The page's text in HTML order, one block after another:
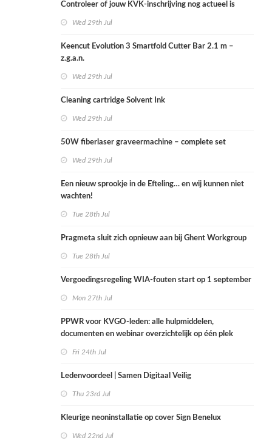
Controleer of jouw KVK-inschrijving nog actueel is
Wed 29th Jul
Keencut Evolution 3 Smartfold Cutter Bar 2.1 m –
z.g.a.n.
Wed 29th Jul
Cleaning cartridge Solvent Ink
Wed 29th Jul
50W fiberlaser graveermachine – complete set
Wed 29th Jul
Een nieuw sprookje in de Efteling… en wij kunnen niet
wachten!
Tue 28th Jul
Pragmeta sluit zich opnieuw aan bij Ghent Workgroup
Tue 28th Jul
Vergoedingsregeling WIA-fouten start op 1 september
Mon 27th Jul
PPWR voor KVGO-leden: alle hulpmiddelen,
documenten en webinar overzichtelijk op één plek
Fri 24th Jul
Ledenvoordeel | Samen Digitaal Veilig
Thu 23rd Jul
Kleurige neoninstallatie op cover Sign Benelux
Wed 22nd Jul